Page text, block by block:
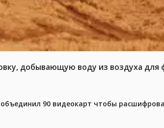
добывающую воду из воздуха для
90 видеокарт чтобы